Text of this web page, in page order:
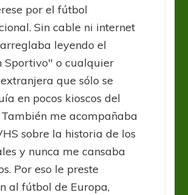
por el fútbol
Sin cable ni internet
leyendo el
Sportivo" o cualquier
que sólo se
en pocos kioscos del
También me acompañaba
sobre la historia de los
y nunca me cansaba
Por eso le preste
al fútbol de Europa,